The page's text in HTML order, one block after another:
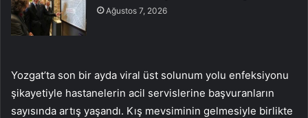
Ağustos 7, 2026
Yozgat’ta son bir ayda viral üst solunum yolu enfeksiyonu
şikayetiyle hastanelerin acil servislerine başvuranların
sayısında artış yaşandı. Kış mevsiminin gelmesiyle birlikte